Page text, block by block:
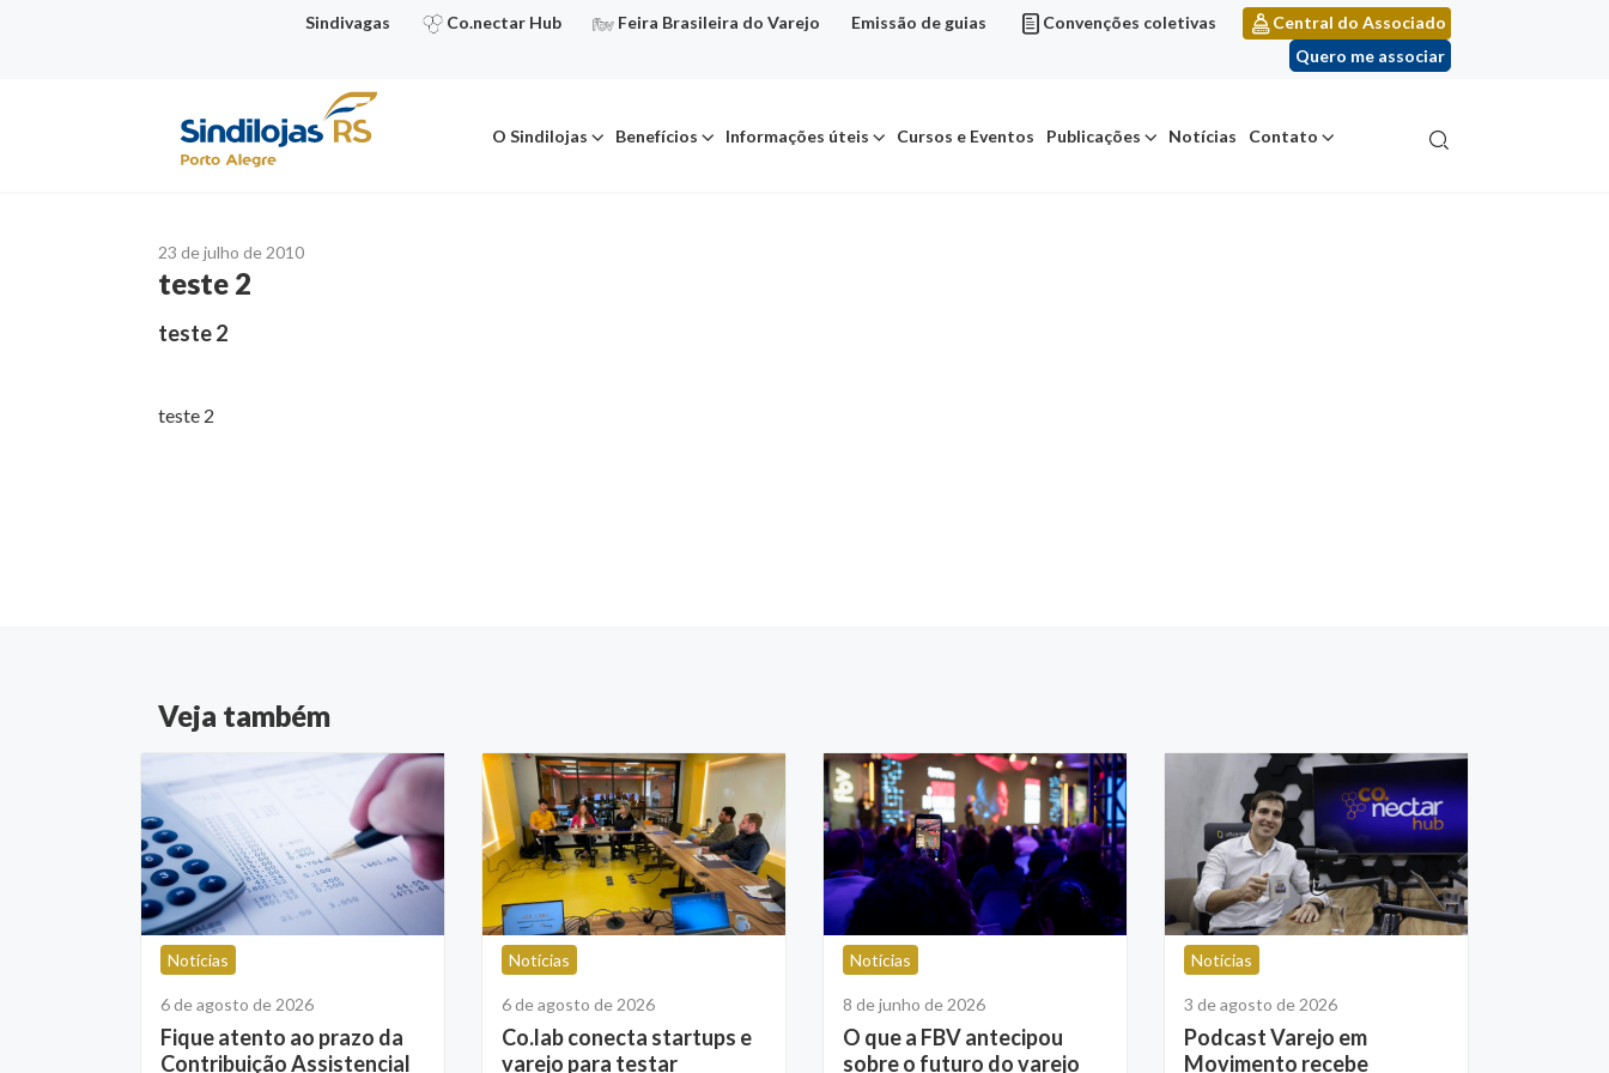
Sindivagas Co.nectar Hub Feira Brasileira do Varejo Emissão de guias Convenções coletivas
Central do Associado
Quero me associar
O Sindilojas Benefícios Informações úteis Cursos e Eventos Publicações Notícias Contato
23 de julho de 2010
teste 2
teste 2
teste 2
Veja também
Notícias
6 de agosto de 2026
Fique atento ao prazo da
Contribuição Assistencial
Notícias
6 de agosto de 2026
Co.lab conecta startups e
varejo para testar
Notícias
8 de junho de 2026
O que a FBV antecipou
sobre o futuro do varejo
Notícias
3 de agosto de 2026
Podcast Varejo em
Movimento recebe